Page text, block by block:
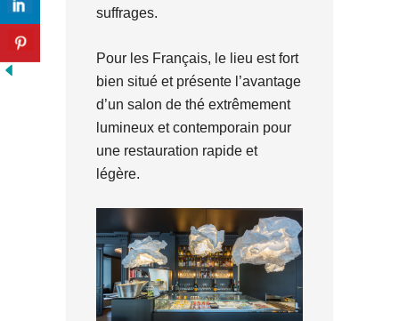
suffrages.
Pour les Français, le lieu est fort
bien situé et présente l’avantage
d’un salon de thé extrêmement
lumineux et contemporain pour
une restauration rapide et
légère.